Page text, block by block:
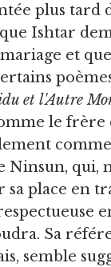
plus tard
Ishtar
et
et l'Autre
le frère
Ninsun, qui,
sa place en
Sa
semble